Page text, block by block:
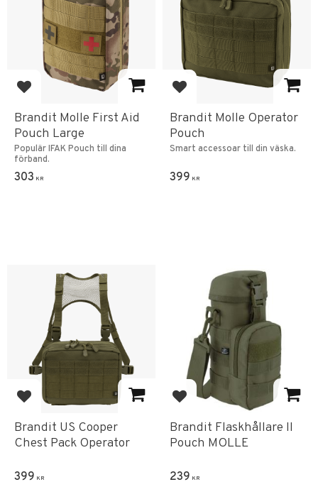
Add to favorites
Brandit Molle First Aid
Pouch Large
Populär IFAK Pouch till dina
förband.
303 KR
Add to favorites
Brandit Molle Operator
Pouch
Smart accessoar till din väska.
399 KR
Add to favorites
Brandit US Cooper
Chest Pack Operator
399 KR
Add to favorites
Brandit Flaskhållare II
Pouch MOLLE
239 KR